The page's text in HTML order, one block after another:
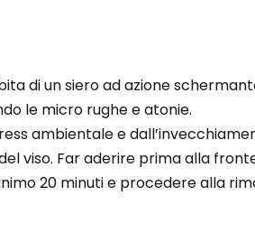
di un siero ad azione
le micro rughe e atonie.
ambientale e
viso. Far aderire prima alla
20 minuti e procedere alla